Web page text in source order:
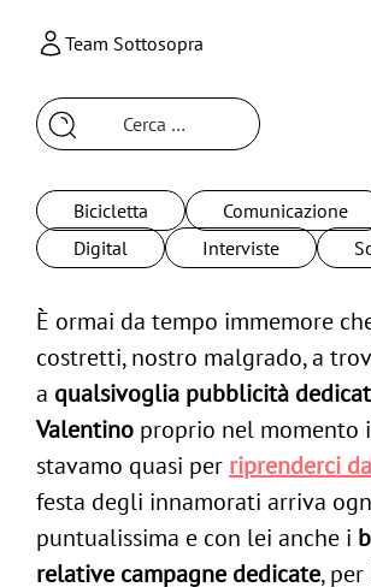
Team Sottosopra
per:
Bicicletta
Comunicazione
Digital
Interviste
È ormai da tempo immemore
costretti, nostro malgrado, a
a qualsivoglia pubblicità
Valentino proprio nel momento
stavamo quasi per riprenderci
festa degli innamorati arriva
puntualissima e con lei anche i
relative campagne dedicate, per